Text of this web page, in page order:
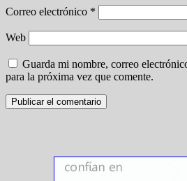
Correo electrónico *
Web
Guarda mi nombre, correo
para la próxima vez que comente.